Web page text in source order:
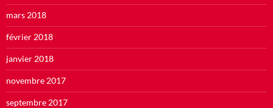
mars 2018
février 2018
janvier 2018
novembre 2017
septembre 2017